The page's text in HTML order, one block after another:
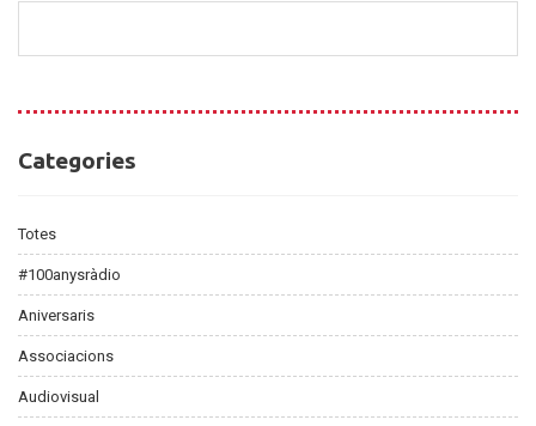
Categories
Categories
Totes
#100anysràdio
Aniversaris
Associacions
Audiovisual